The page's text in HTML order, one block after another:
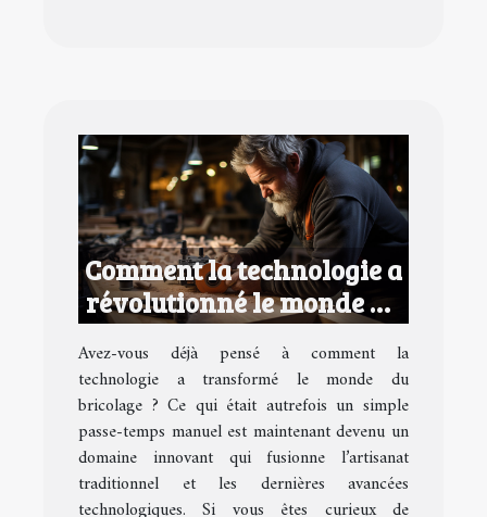
Comment la technologie a
révolutionné le monde du
bricolage
Avez-vous déjà pensé à comment la
technologie a transformé le monde du
bricolage ? Ce qui était autrefois un simple
passe-temps manuel est maintenant devenu un
domaine innovant qui fusionne l’artisanat
traditionnel et les dernières avancées
technologiques. Si vous êtes curieux de